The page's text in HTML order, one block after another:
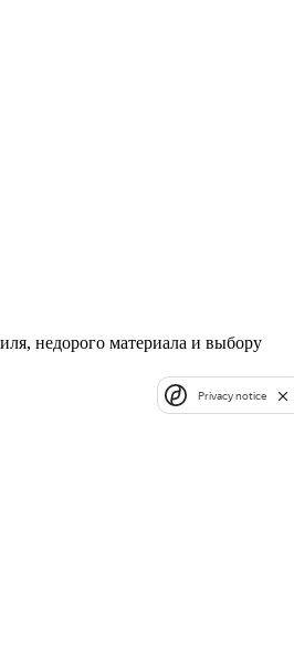
недорого материала и выбору
Privacy notice